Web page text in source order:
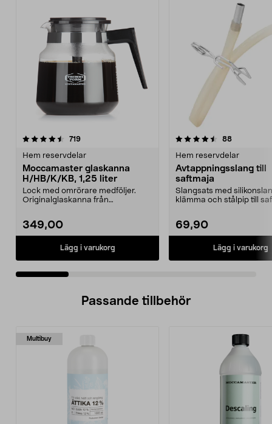
719recensioner
Hem reservdelar
Moccamaster glaskanna
H/HB/K/KB, 1,25 liter
Lock med omrörare medföljer.
Originalglaskanna från
349,00
Lägg i varukorg
4.5 av 5 stjärnor 88recensioner
Hem reservdelar
Avtappningsslang till
saftmaja
Slangsats med
klämma och stålpip till
69,90
Lägg i varukorg
4.5 av 5 stjärnor
Passande tillbehör
Multibuy